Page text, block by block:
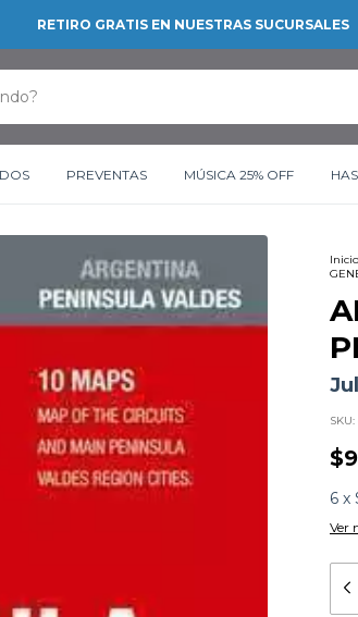
RETIRO GRATIS EN NUESTRAS SUCURSALES
PREVENTAS MÚSICA 25% OFF
Inicio
SKU:
6 x
Ver